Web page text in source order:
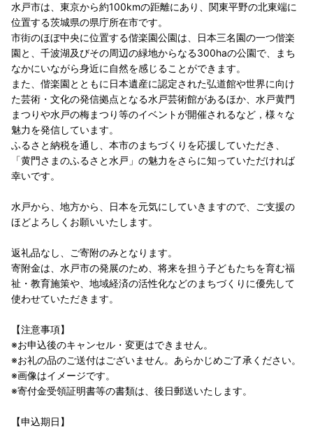
水戸市は、東京から約100kmの距離にあり、関東平野の北東端に
位置する茨城県の県庁所在市です。
市街のほぼ中央に位置する偕楽園公園は、日本三名園の一つ偕楽
園と、千波湖及びその周辺の緑地からなる300haの公園で、まち
なかにいながら身近に自然を感じることができます。
また、偕楽園とともに日本遺産に認定された弘道館や世界に向け
た芸術・文化の発信拠点となる水戸芸術館があるほか、水戸黄門
まつりや水戸の梅まつり等のイベントが開催されるなど，様々な
魅力を発信しています。
ふるさと納税を通し、本市のまちづくりを応援していただき、
「黄門さまのふるさと水戸」の魅力をさらに知っていただければ
幸いです。
水戸から、地方から、日本を元気にしていきますので、ご支援の
ほどよろしくお願いいたします。
返礼品なし、ご寄附のみとなります。
寄附金は、水戸市の発展のため、将来を担う子どもたちを育む福
祉・教育施策や、地域経済の活性化などのまちづくりに優先して
使わせていただきます。
【注意事項】
※お申込後のキャンセル・変更はできません。
※お礼の品のご送付はございません。あらかじめご了承ください。
※画像はイメージです。
※寄付金受領証明書等の書類は、後日郵送いたします。
【申込期日】